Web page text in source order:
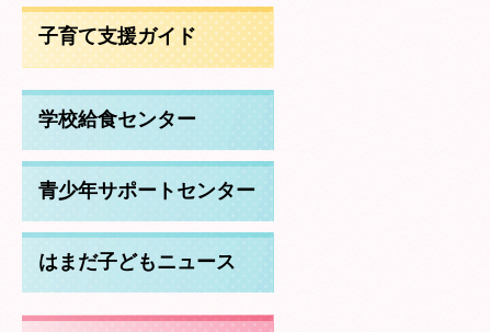
子育て支援ガイド
学校給食センター
青少年サポートセンター
はまだ子どもニュース